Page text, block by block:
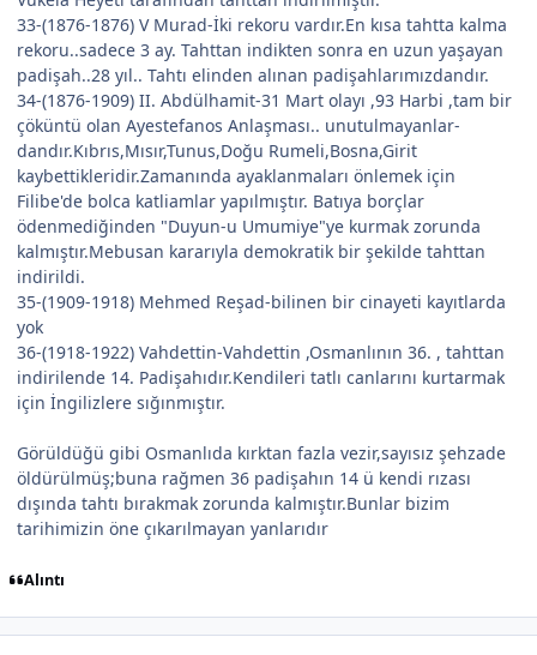
33-(1876-1876) V Murad-İki rekoru vardır.En kısa tahtta kalma
rekoru..sadece 3 ay. Tahttan indikten sonra en uzun yaşayan
padişah..28 yıl.. Tahtı elinden alınan padişahlarımızdandır.
34-(1876-1909) II. Abdülhamit-31 Mart olayı ,93 Harbi ,tam bir
çöküntü olan Ayestefanos Anlaşması.. unutulmayanlar-
dandır.Kıbrıs,Mısır,Tunus,Doğu Rumeli,Bosna,Girit
kaybettikleridir.Zamanında ayaklanmaları önlemek için
Filibe'de bolca katliamlar yapılmıştır. Batıya borçlar
ödenmediğinden "Duyun-u Umumiye"ye kurmak zorunda
kalmıştır.Mebusan kararıyla demokratik bir şekilde tahttan
indirildi.
35-(1909-1918) Mehmed Reşad-bilinen bir cinayeti kayıtlarda
yok
36-(1918-1922) Vahdettin-Vahdettin ,Osmanlının 36. , tahttan
indirilende 14. Padişahıdır.Kendileri tatlı canlarını kurtarmak
için İngilizlere sığınmıştır.
Görüldüğü gibi Osmanlıda kırktan fazla vezir,sayısız şehzade
öldürülmüş;buna rağmen 36 padişahın 14 ü kendi rızası
dışında tahtı bırakmak zorunda kalmıştır.Bunlar bizim
tarihimizin öne çıkarılmayan yanlarıdır
Alıntı